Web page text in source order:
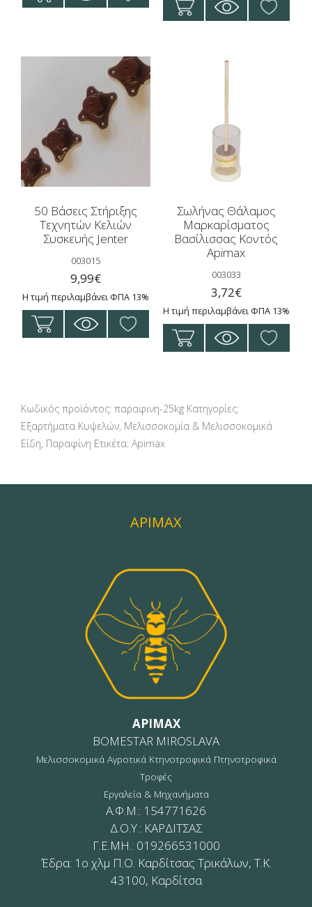
160,00€
το
πολλαπλές
παραλλαγές.
Οι
επιλογές
μπορούν
να
του
προϊόντος
50 Βάσεις Στήριξης
Τεχνητών Κελιών
Συσκευής Jenter
003015
9,99€
Η τιμή περιλαμβάνει ΦΠΑ 13%
Σωλήνας Θάλαμος
Μαρκαρίσματος
Βασίλισσας Κοντός
Apimax
003033
3,72€
Η τιμή περιλαμβάνει ΦΠΑ 13%
Κωδικός προϊόντος: παραφινη-25kg Κατηγορίες:
Εξαρτήματα Κυψελών, Μελισσοκομία & Μελισσοκομικά
Είδη, Παραφίνη Ετικέτα: Apimax
APIMAX
APIMAX
BOMESTAR MIROSLAVA
Μελισσοκομικά Αγροτικά Κτηνοτροφικά Πτηνοτροφικά
Τροφές
Εργαλεία & Μηχανήματα
Α.Φ.Μ.: 154771626
Δ.Ο.Υ.: ΚΑΡΔΙΤΣΑΣ
Γ.Ε.ΜΗ.: 019266531000
Έδρα: 1ο χλμ Π.Ο. Καρδίτσας Τρικάλων, Τ.Κ.
43100, Καρδίτσα